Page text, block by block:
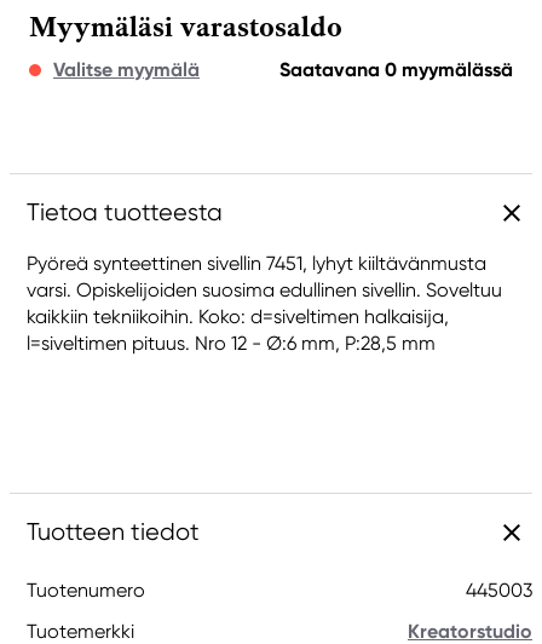
Myymäläsi varastosaldo
Valitse myymälä Saatavana 0 myymälässä
Tietoa tuotteesta
Pyöreä synteettinen sivellin 7451, lyhyt kiiltävänmusta
varsi. Opiskelijoiden suosima edullinen sivellin. Soveltuu
kaikkiin tekniikoihin. Koko: d=siveltimen halkaisija,
l=siveltimen pituus. Nro 12 - Ø:6 mm, P:28,5 mm
Tuotteen tiedot
Tuotenumero
445003
Tuotemerkki
Kreatorstudio